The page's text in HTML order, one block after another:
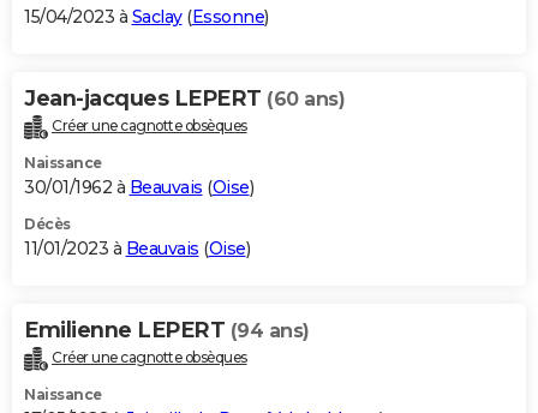
15/04/2023 à Saclay(Essonne)
Jean-jacques LEPERT (60 ans)
Créer une cagnotte obsèques
Naissance
30/01/1962 à Beauvais (Oise)
Décès
11/01/2023 à Beauvais (Oise)
Emilienne LEPERT (94 ans)
Créer une cagnotte obsèques
Naissance